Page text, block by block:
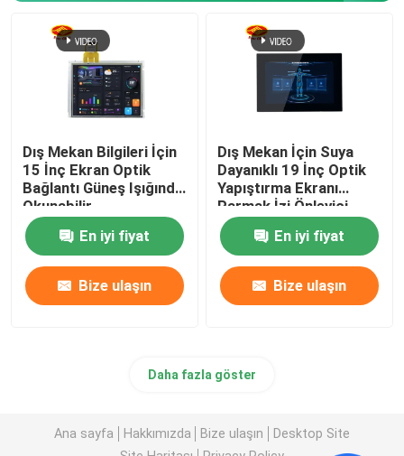
Dış Mekan Bilgileri İçin
15 İnç Ekran Optik
Bağlantı Güneş Işığında
Okunabilir
En iyi fiyat
Bize ulaşın
Dış Mekan İçin Suya
Dayanıklı 19 İnç Optik
Yapıştırma Ekranı
Parmak İzi Önleyici
En iyi fiyat
Bize ulaşın
Daha fazla göster
Ana sayfa Hakkımızda Bize ulaşın
Desktop Site